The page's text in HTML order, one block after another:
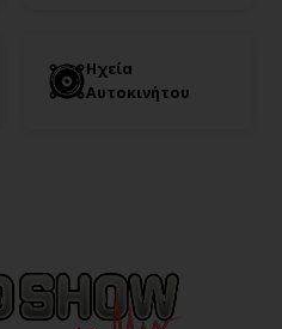
Ηχεία
Αυτοκινήτου